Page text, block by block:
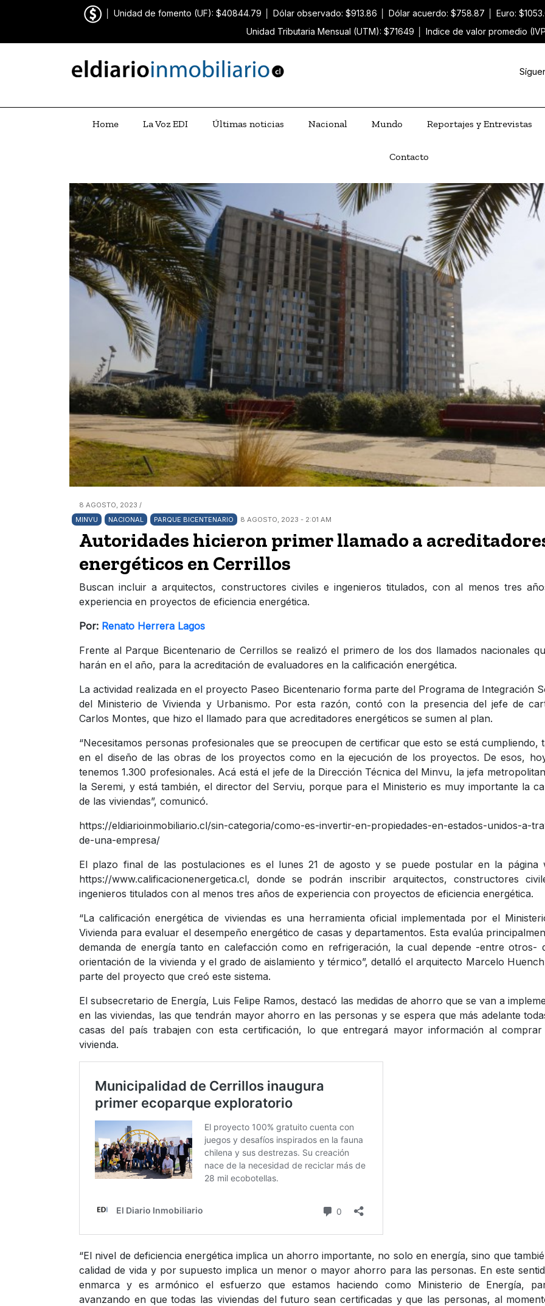
Unidad de fomento (UF): $40844.79 Dólar observado: $913.86 Dólar acuerdo: $758.87
Euro:
Unidad Tributaria Mensual (UTM): $71649
Indice de valor promedio
Home La Voz EDI Últimas noticias Nacional Mundo Reportajes y Entrevistas
Contacto
8 AGOSTO, 2023 /
MINVU
NACIONAL PARQUE BICENTENARIO 8 AGOSTO, 2023 - 2:01 AM
Autoridades hicieron primer llamado a
energéticos en Cerrillos
Buscan incluir a arquitectos, constructores civiles e ingenieros titulados, con al menos tres
experiencia en proyectos de eficiencia energética.
Por: Renato Herrera Lagos
Frente al Parque Bicentenario de Cerrillos se realizó el primero de los dos llamados nacionales
harán en el año, para la acreditación de evaluadores en la calificación energética.
La actividad realizada en el proyecto Paseo Bicentenario forma parte del Programa de Integración
del Ministerio de Vivienda y Urbanismo. Por esta razón, contó con la presencia del jefe de
Carlos Montes, que hizo el llamado para que acreditadores energéticos se sumen al plan.
“Necesitamos personas profesionales que se preocupen de certificar que esto se está cumpliendo,
en el diseño de las obras de los proyectos como en la ejecución de los proyectos. De esos,
tenemos 1.300 profesionales. Acá está el jefe de la Dirección Técnica del Minvu, la jefa
la Seremi, y está también, el director del Serviu, porque para el Ministerio es muy importante la
de las viviendas”, comunicó.
https://eldiarioinmobiliario.cl/sin-categoria/como-es-invertir-en-propiedades-en-estados-unidos-a-
de-una-empresa/
El plazo final de las postulaciones es el lunes 21 de agosto y se puede postular en la página
https://www.calificacionenergetica.cl, donde se podrán inscribir arquitectos, constructores
ingenieros titulados con al menos tres años de experiencia con proyectos de eficiencia energética.
“La calificación energética de viviendas es una herramienta oficial implementada por el
Vivienda para evaluar el desempeño energético de casas y departamentos. Esta evalúa
demanda de energía tanto en calefacción como en refrigeración, la cual depende -entre otros-
orientación de la vivienda y el grado de aislamiento y térmico”, detalló el arquitecto Marcelo
parte del proyecto que creó este sistema.
El subsecretario de Energía, Luis Felipe Ramos, destacó las medidas de ahorro que se van a
en las viviendas, las que tendrán mayor ahorro en las personas y se espera que más adelante
casas del país trabajen con esta certificación, lo que entregará mayor información al
vivienda.
“El nivel de deficiencia energética implica un ahorro importante, no solo en energía, sino que
calidad de vida y por supuesto implica un menor o mayor ahorro para las personas. En este
enmarca y es armónico el esfuerzo que estamos haciendo como Ministerio de Energía,
avanzando en que todas las viviendas del futuro sean certificadas y que las personas, al